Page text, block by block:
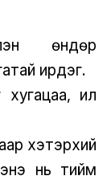
өндөр
ирдэг.
ил
хэтэрхий
нь тийм